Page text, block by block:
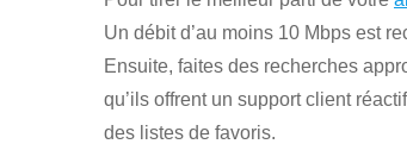
Un débit d’au moins 10 Mbps est
Ensuite, faites des recherches
qu’ils offrent un support client
des listes de favoris.